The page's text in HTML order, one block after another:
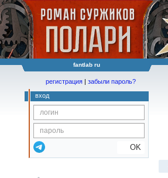
fantlab ru
регистрация | забыли пароль?
вход
OK